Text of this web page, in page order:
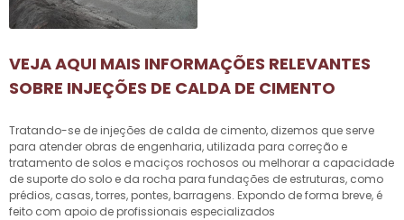
VEJA AQUI MAIS INFORMAÇÕES RELEVANTES
SOBRE INJEÇÕES DE CALDA DE CIMENTO
Tratando-se de injeções de calda de cimento, dizemos que serve
para atender obras de engenharia, utilizada para correção e
tratamento de solos e maciços rochosos ou melhorar a capacidade
de suporte do solo e da rocha para fundações de estruturas, como
prédios, casas, torres, pontes, barragens. Expondo de forma breve, é
feito com apoio de profissionais especializados